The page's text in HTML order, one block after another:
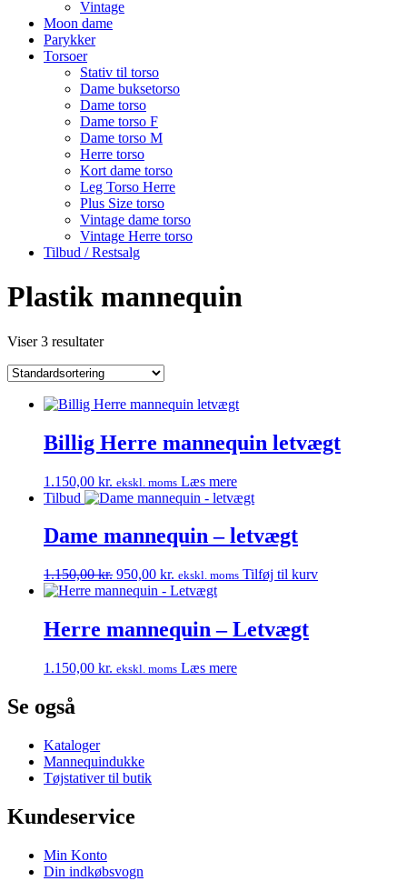
Vintage
Moon dame
Parykker
Torsoer
Stativ til torso
Dame buksetorso
Dame torso
Dame torso F
Dame torso M
Herre torso
Kort dame torso
Leg Torso Herre
Plus Size torso
Vintage dame torso
Vintage Herre torso
Tilbud / Restsalg
Plastik mannequin
Viser 3 resultater
Billig Herre mannequin letvægt
1.150,00 kr. ekskl. moms Læs mere
Tilbud
Dame mannequin – letvægt
1.150,00kr. Den
oprindelige
1.150,00 kr..
950,00 kr. Den
aktuelle
er:
950,00 kr..
ekskl. moms Tilføj til kurv
Herre mannequin – Letvægt
1.150,00 kr. ekskl. moms Læs mere
Se også
Kataloger
Mannequindukke
Tøjstativer til butik
Kundeservice
Min Konto
Din indkøbsvogn